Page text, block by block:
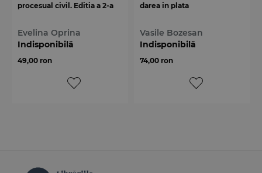
procesual civil. Editia a 2-a
Evelina Oprina
Indisponibilă
49,00 ron
darea in plata
Vasile Bozesan
Indisponibilă
74,00 ron